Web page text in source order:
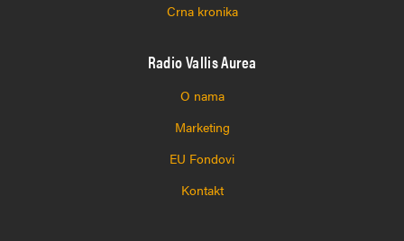
Crna kronika
Radio Vallis Aurea
O nama
Marketing
EU Fondovi
Kontakt